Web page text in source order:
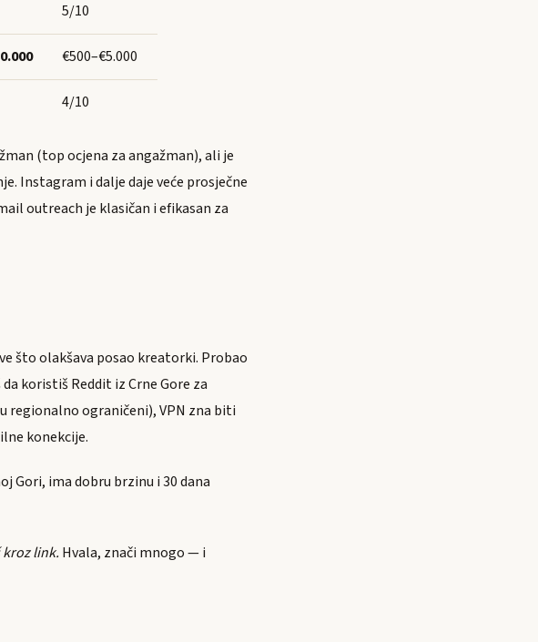
5/10
€500–€5.000
4/10
(top ocjena za angažman), ali je
Instagram i dalje daje veće prosječne
outreach je klasičan i efikasan za
što olakšava posao kreatorki. Probao
koristiš Reddit iz Crne Gore za
regionalno ograničeni), VPN zna biti
konekcije.
Gori, ima dobru brzinu i 30 dana
link. Hvala, znači mnogo — i